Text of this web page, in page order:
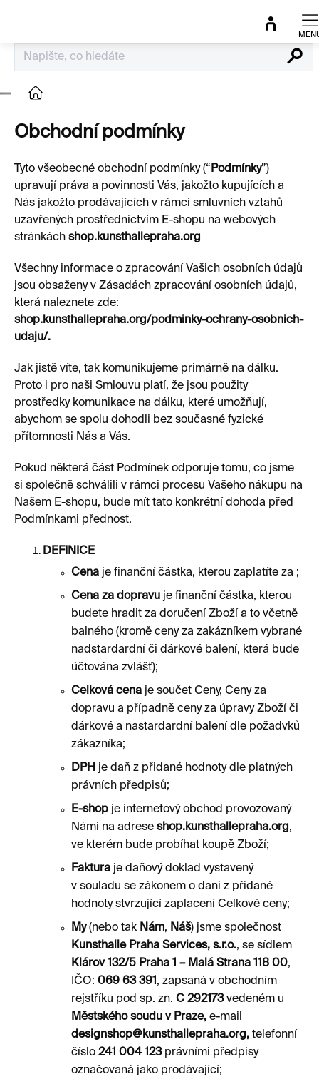
Hledat
Domů
Obchodní podmínky
Tyto všeobecné obchodní podmínky (“ Podmínky”)
upravují práva a povinnosti Vás, jakožto kupujících a
Nás jakožto prodávajících v rámci smluvních vztahů
uzavřených prostřednictvím E-shopu na webových
stránkách shop.kunsthallepraha.org
Všechny informace o zpracování Vašich osobních údajů
jsou obsaženy v Zásadách zpracování osobních údajů,
která naleznete zde:
shop.kunsthallepraha.org/podminky-ochrany-osobnich-
udaju/.
Jak jistě víte, tak komunikujeme primárně na dálku.
Proto i pro naši Smlouvu platí, že jsou použity
prostředky komunikace na dálku, které umožňují,
abychom se spolu dohodli bez současné fyzické
přítomnosti Nás a Vás.
Pokud některá část Podmínek odporuje tomu, co jsme
si společně schválili v rámci procesu Vašeho nákupu na
Našem E-shopu, bude mít tato konkrétní dohoda před
Podmínkami přednost.
DEFINICE
Cena je finanční částka, kterou zaplatíte za ;
Cena za dopravu je finanční částka, kterou
budete hradit za doručení Zboží a to včetně
balného (kromě ceny za zakázníkem vybrané
nadstardardní či dárkové balení, která bude
účtována zvlášť);
Celková cena je součet Ceny, Ceny za
dopravu a případně ceny za úpravy Zboží či
dárkové a nastardardní balení dle požadvků
zákazníka;
DPH je daň z přidané hodnoty dle platných
právních předpisů;
E-shop je internetový obchod provozovaný
Námi na adrese shop.kunsthallepraha.org,
ve kterém bude probíhat koupě Zboží;
Faktura je daňový doklad vystavený
v souladu se zákonem o dani z přidané
hodnoty stvrzující zaplacení Celkové ceny;
My(nebo tak Nám, Náš) jsme společnost
Kunsthalle Praha Services, s.r.o., se sídlem
Klárov 132/5 Praha 1 – Malá Strana 118 00,
IČO: 069 63 391 , zapsaná v obchodním
rejstříku pod sp. zn. C 292173vedeném u
Městského soudu v Praze, e-mail
designshop@kunsthallepraha.org, telefonní
číslo 241 004 123právními předpisy
označovaná jako prodávající;